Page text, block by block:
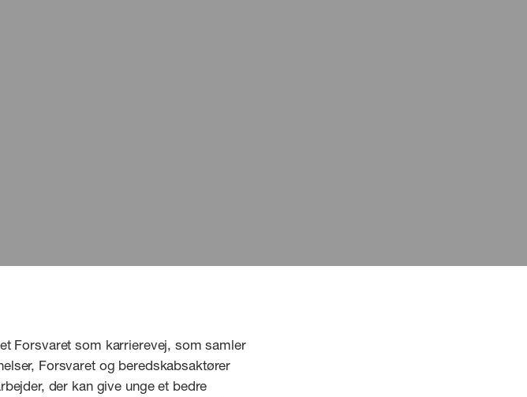
Forsvaret som karrierevej, som samler
Forsvaret og beredskabsaktører
der kan give unge et bedre